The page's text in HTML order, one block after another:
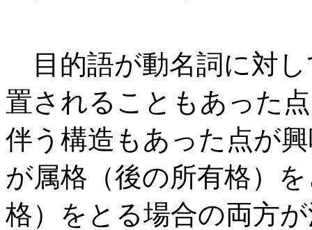
目的語が動名詞に対
置されることもあった
伴う構造もあった点が
が属格（後の所有格）
格）をとる場合の両方